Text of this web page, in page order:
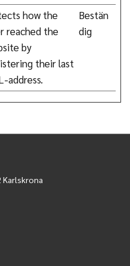
how the
reached the
by
their last
address.
Bestän
dig